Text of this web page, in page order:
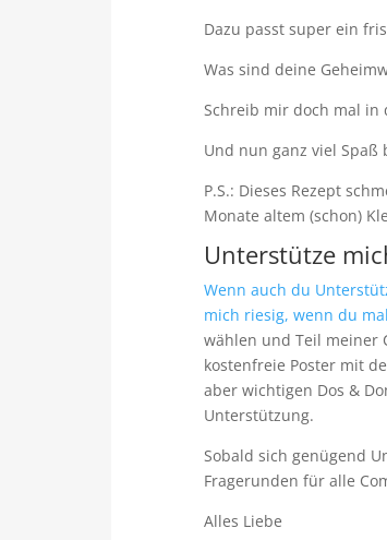
Dazu passt super ein
Was sind deine
Schreib mir doch mal
Und nun ganz viel Spaß
P.S.: Dieses Rezept
Monate altem (schon)
Unterstütze
Wenn auch du
mich riesig, wenn du
wählen und Teil meiner
kostenfreie Poster mit
aber wichtigen Dos &
Unterstützung.
Sobald sich genügend
Fragerunden für alle
Alles Liebe